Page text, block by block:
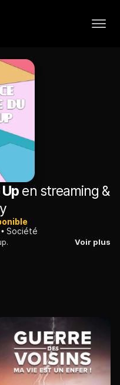
en streaming &
Société
Voir plus